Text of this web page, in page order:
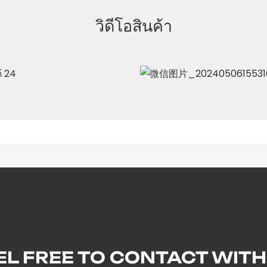
วิดีโอสินค้า
FREE TO CONTACT